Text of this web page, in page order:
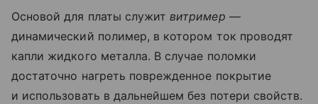
Основой для платы служитвитример —
динамический полимер, в котором ток проводят
капли жидкого металла. В случае поломки
достаточно нагреть поврежденное покрытие
и использовать в дальнейшем без потери свойств.